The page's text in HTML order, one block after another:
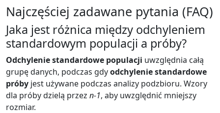
Najczęściej zadawane pytania (FAQ)
Jaka jest różnica między odchyleniem
standardowym populacji a próby?
Odchylenie standardowe populacji uwzględnia całą
grupę danych, podczas gdyodchylenie standardowe
próby jest używane podczas analizy podzbioru. Wzory
dla próby dzielą przez n-1, aby uwzględnić mniejszy
rozmiar.